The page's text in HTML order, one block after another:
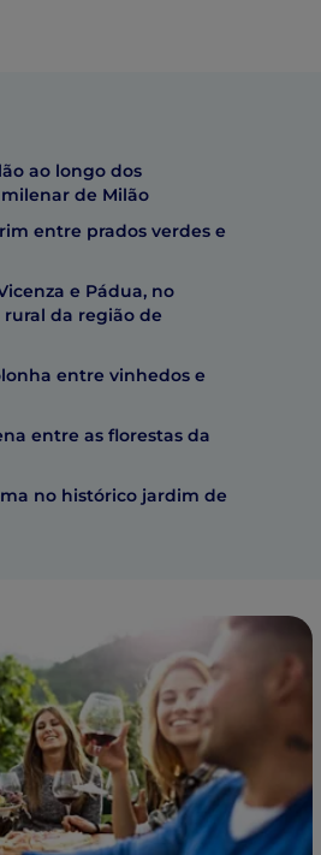
ao longo dos
de Milão
entre prados verdes e
e Pádua, no
da região de
entre vinhedos e
entre as florestas da
no histórico jardim de